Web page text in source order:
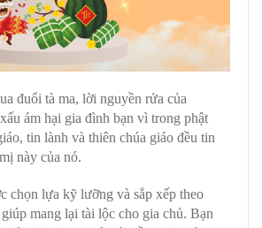
đuổi tà ma, lời nguyền rửa của
ám hại gia đình bạn vì trong phật
tin lành và thiên chúa giáo đều tin
này của nó.
chọn lựa kỹ lưỡng và sắp xếp theo
mang lại tài lộc cho gia chủ. Bạn